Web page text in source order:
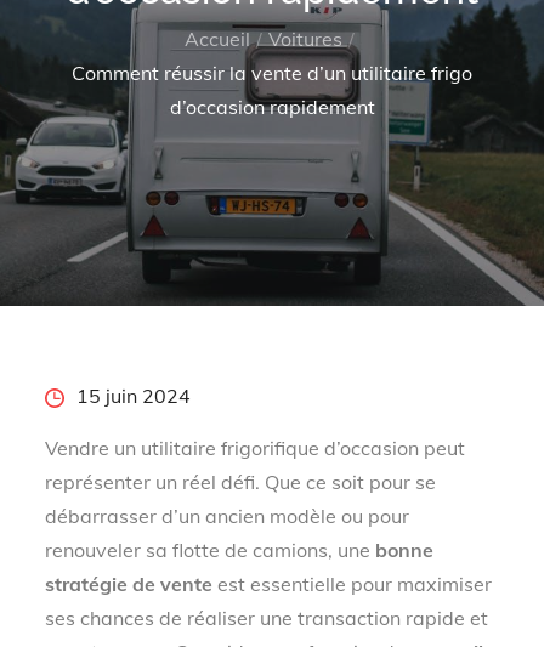
Accueil
Voitures
Comment réussir la vente d’un utilitaire frigo
d’occasion rapidement
Posted15 juin 2024
Vendre un utilitaire frigorifique d’occasion peut
représenter un réel défi. Que ce soit pour se
débarrasser d’un ancien modèle ou pour
renouveler sa flotte de camions, une bonne
stratégie de vente est essentielle pour maximiser
ses chances de réaliser une transaction rapide et